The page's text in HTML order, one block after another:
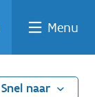
Menu
Snel naar